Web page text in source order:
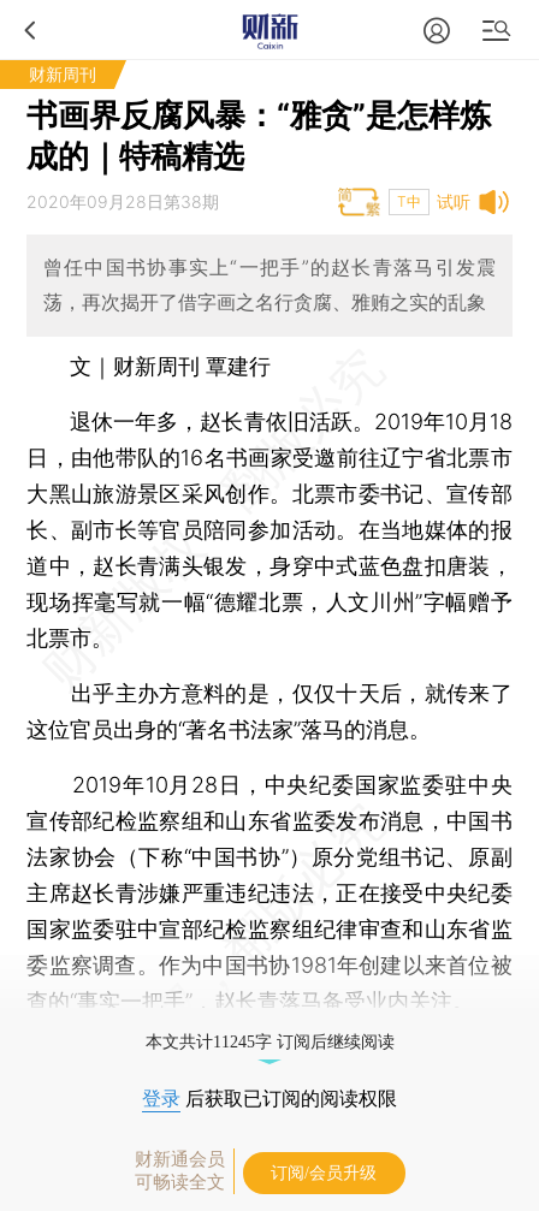
财新周刊
书画界反腐风暴：“雅贪”是怎样炼
成的｜特稿精选
试听
2020年09月28日第38期 T中
曾任中国书协事实上“一把手”的赵长青落马引发震
荡，再次揭开了借字画之名行贪腐、雅贿之实的乱象
文｜财新周刊 覃建行
退休一年多，赵长青依旧活跃。2019年10月18
日，由他带队的16名书画家受邀前往辽宁省北票市
大黑山旅游景区采风创作。北票市委书记、宣传部
长、副市长等官员陪同参加活动。在当地媒体的报
道中，赵长青满头银发，身穿中式蓝色盘扣唐装，
现场挥毫写就一幅“德耀北票，人文川州”字幅赠予
北票市。
出乎主办方意料的是，仅仅十天后，就传来了
这位官员出身的“著名书法家”落马的消息。
2019年10月28日，中央纪委国家监委驻中央
宣传部纪检监察组和山东省监委发布消息，中国书
法家协会（下称“中国书协”）原分党组书记、原副
主席赵长青涉嫌严重违纪违法，正在接受中央纪委
国家监委驻中宣部纪检监察组纪律审查和山东省监
委监察调查。作为中国书协1981年创建以来首位被
查的“事实一把手”，赵长青落马备受业内关注。
本文共计11245字 订阅后继续阅读
登录 后获取已订阅的阅读权限
财新通会员
可畅读全文
订阅/会员升级